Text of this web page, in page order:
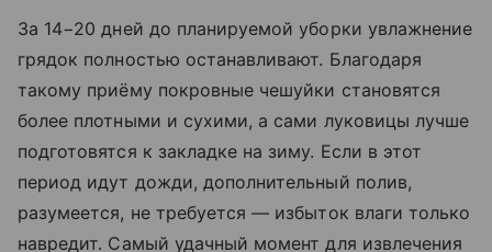
За 14−20 дней до планируемой уборки увлажнение
грядок полностью останавливают. Благодаря
такому приёму покровные чешуйки становятся
более плотными и сухими, а сами луковицы лучше
подготовятся к закладке на зиму. Если в этот
период идут дожди, дополнительный полив,
разумеется, не требуется — избыток влаги только
навредит. Самый удачный момент для извлечения